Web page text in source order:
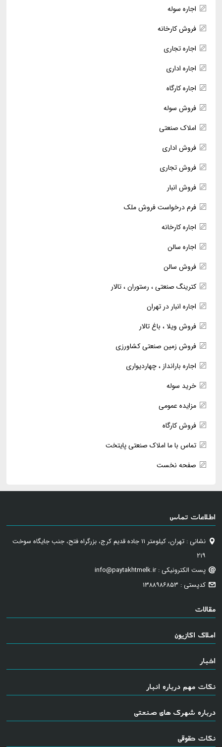
اجاره سوله
فروش کارخانه
اجاره تجاری
اجاره اداری
اجاره کارگاه
فروش سوله
املاک صنعتی
فروش اداری
فروش تجاری
فروش انبار
فرم درخواست فروش ملک
اجاره کارخانه
اجاره سالن
فروش سالن
کترینگ صنعتی ، رستوران ، تالار
اجاره انبار در تهران
فروش ویلا ، باغ تالار
فروش زمین صنعتی کشاورزی
اجاره بارانداز ، چهاردیواری
خرید سوله
مزایده عمومی
فروش کارگاه
تماس با ما املاک صنعتی پایتخت
صفحه نخست
اطلاعات تماس
نشانی : تهران، کیلومتر ۱۱ جاده قدیم کرج، بزرگراه فتح، جنب جایگاه سوخت
۲۱۹
پست الکترونیکی : info@paytakhtmelk.ir
کدپستی : ۱۳۸۸۹۸۶۸۵۳
مقالات
املاک اکازیون
اخبار
نکات مهم درباره انبار
درباره شهرک های صنعتی
نکات حقوقی